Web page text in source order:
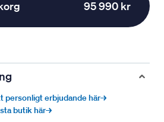
95 990 kr
personligt erbjudande här→
butik här→